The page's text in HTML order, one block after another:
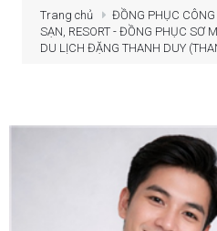
Giới thiệu
Sản phẩm
Trang chủ
ĐỒNG PHỤC
SẠN, RESORT - ĐỒNG PHỤC SƠ
DU LỊCH ĐẶNG THANH DUY